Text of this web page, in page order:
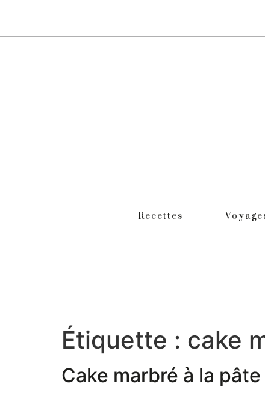
Recettes
Étiquette : cake
Cake marbré à la